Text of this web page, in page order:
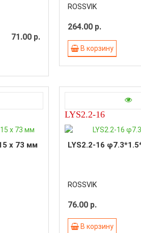
71.00 р.
ROSSVIK
264.00 р.
В корзину
x 73 мм
LYS2.2-16
LYS2.2-16
ROSSVIK
76.00 р.
В корзину